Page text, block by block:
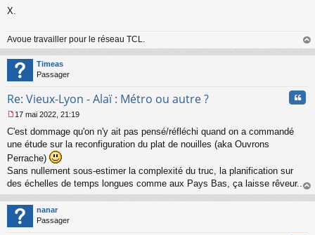
X.
Avoue travailler pour le réseau TCL.
au
Timeas
Passager
Re: Vieux-Lyon - Alaï : Métro ou autre ?
e
s
a
g
e
n
o
n
l
17 mai 2022, 21:19
C'est dommage qu'on n'y ait pas pensé/réfléchi quand on a commandé
une étude sur la reconfiguration du plat de nouilles (aka Ouvrons
Perrache)
Sans nullement sous-estimer la complexité du truc, la planification sur
des échelles de temps longues comme aux Pays Bas, ça laisse rêveur...
au
nanar
Passager